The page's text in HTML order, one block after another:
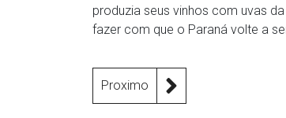
produzia seus vinhos com uvas
fazer com que o Paraná volte a
Proximo